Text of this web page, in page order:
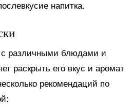
напитка.
с различными блюдами и
раскрыть его вкус и аромат
рекомендаций по